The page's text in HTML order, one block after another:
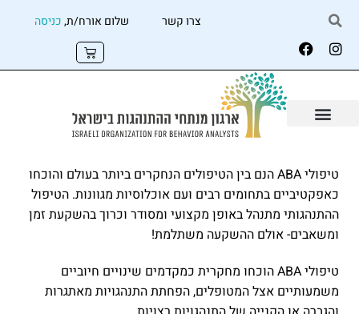
צרו קשר שלום אורח/ת,כניסה
טיפולי ABA הנם בין הטיפולים הנחקרים ביותר בעולם והוכחו
כאפקטיביים בתחומים רבים ועם אוכלוסיות מגוונות. הטיפול
ההתנהגותי מתנהל באופן מקצועי ומסודר וכרוך בהשקעת זמן
ומשאבים- אולם ההשקעה משתלמת!
טיפולי ABA הוכחו מחקרית כמקדמים שינויים חיוביים
משמעותיים אצל המטופלים, הפחתת התנהגויות מאתגרות